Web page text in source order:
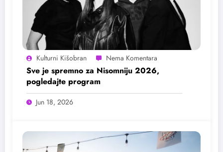
Kulturni Kišobran
Sve je spremno za Nisomniju 2026,
pogledajte program
Jun 18, 2026